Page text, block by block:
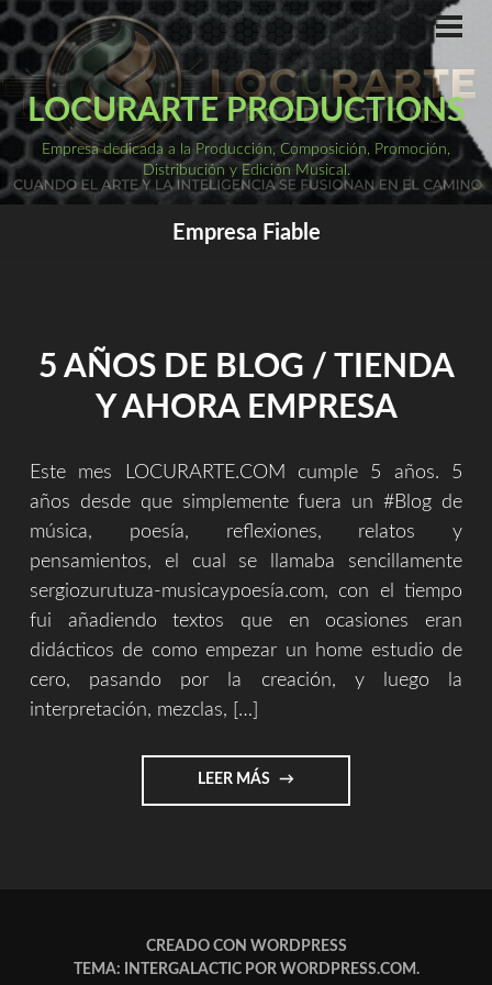
Saltar
al
contenido
LOCURARTE PRODUCTIONS
Empresa dedicada a la Producción, Composición, Promoción,
Distribución y Edición Musical.
Empresa Fiable
5 AÑOS DE BLOG / TIENDA
Y AHORA EMPRESA
Este mes LOCURARTE.COM cumple 5 años. 5
años desde que simplemente fuera un #Blog de
música, poesía, reflexiones, relatos y
pensamientos, el cual se llamaba sencillamente
sergiozurutuza-musicaypoesía.com, con el tiempo
fui añadiendo textos que en ocasiones eran
didácticos de como empezar un home estudio de
cero, pasando por la creación, y luego la
interpretación, mezclas, […]
LEER MÁS "5
AÑOS
AHORA
EMPRESA"
CREADO CON WORDPRESS
TEMA: INTERGALACTIC POR WORDPRESS.COM.